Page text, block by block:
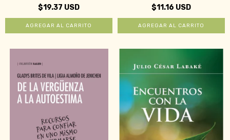
$19.37 USD $11.16 USD